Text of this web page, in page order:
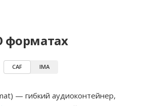
форматах
CAF IMA
— гибкий аудиоконтейнер,